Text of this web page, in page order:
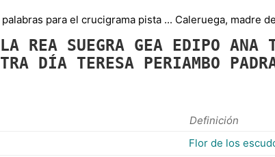
para el crucigrama pista ... Caleruega, madre
REA SUEGRA GEA EDIPO ANA
DÍA TERESA PERIAMBO
Definición
Flor de los